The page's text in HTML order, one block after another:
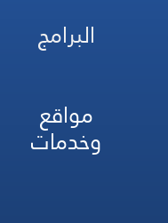
البرامج
مواقع
وخدمات